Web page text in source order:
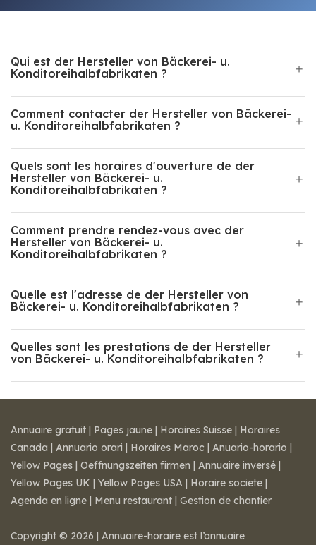
Qui est der Hersteller von Bäckerei- u.
Konditoreihalbfabrikaten ?
Comment contacter der Hersteller von Bäckerei-
u. Konditoreihalbfabrikaten ?
Quels sont les horaires d'ouverture de der
Hersteller von Bäckerei- u.
Konditoreihalbfabrikaten ?
Comment prendre rendez-vous avec der
Hersteller von Bäckerei- u.
Konditoreihalbfabrikaten ?
Quelle est l'adresse de der Hersteller von
Bäckerei- u. Konditoreihalbfabrikaten ?
Quelles sont les prestations de der Hersteller
von Bäckerei- u. Konditoreihalbfabrikaten ?
Annuaire gratuit | Pages jaune | Horaires Suisse | Horaires
Canada | Annuario orari | Horaires Maroc | Anuario-horario |
Yellow Pages | Oeffnungszeiten firmen | Annuaire inversé |
Yellow Pages UK | Yellow Pages USA | Horaire societe |
Agenda en ligne | Menu restaurant | Gestion de chantier
Copyright © 2026 | Annuaire-horaire est l’annuaire